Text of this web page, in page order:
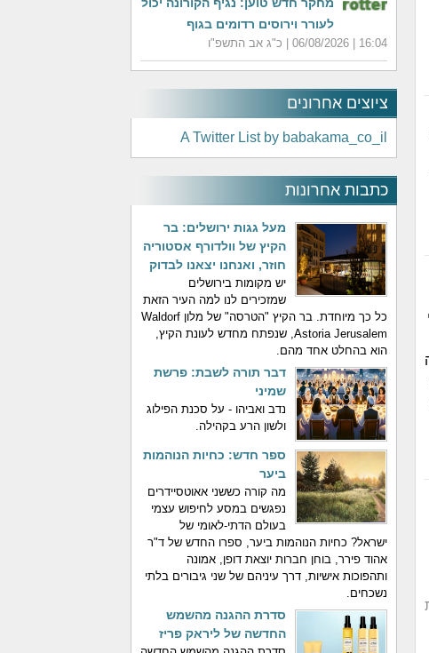
לעורר וירוסים רדומים בגוף
16:04 | 06/08/2026 | כ"ג אב התשפ"ו
ציוצים אחרונים
A Twitter List by babakama_co_il
כתבות אחרונות
מעל גגות ירושלים: בר
הקיץ של וולדורף אסטוריה
חוזר, ואנחנו יצאנו לבדוק
יש מקומות בירושלים
שמזכירים לנו למה העיר הזאת
כל כך מיוחדת. בר הקיץ "הטרסה" של מלון Waldorf
Astoria Jerusalem, שנפתח מחדש לעונת הקיץ,
הוא בהחלט אחד מהם.
דבר תורה לשבת: פרשת
שמיני
נדב ואביהו - על סכנת הפילוג
ולשון הרע בקהילה.
ספר חדש: כחיות הנוהמות
ביער
מה קורה כששני אאוטסיידרים
נפגשים במסע לחיפוש עצמי
בעולם הדתי-לאומי של
ישראל? כחיות הנוהמות ביער, ספרו החדש של ד"ר
אהוד פירר, בוחן חברות יוצאת דופן, אמונה
ותהפוכות אישיות, דרך עיניהם של שני גיבורים בלתי
נשכחים.
סדרת ההגנה מהשמש
החדשה של ליראק פריז